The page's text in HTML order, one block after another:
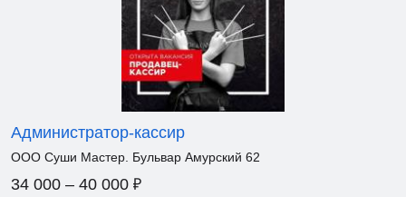
Администратор-кассир
ООО Суши Мастер. Бульвар Амурский 62
34 000 – 40 000 ₽